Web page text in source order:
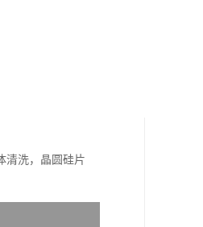
清洗，晶圆硅片